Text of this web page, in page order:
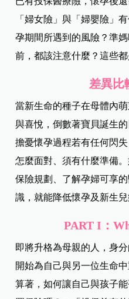
「婦女險」與「婦嬰險」
孕期間所遇到的風險？準
前，都該注意什麼？這些
差異比
當新生命的種子在母體內
與喜悅，倒數著寶貝誕生
擔憂懷孕過程若有任何閃
怎麼面對、須有什麼準備
保險規劃、了解孕婦可享
識，就能降低懷孕及新生
PART I ：
即將升格為母親的人，身
開始為自己與另一位生命
算著，如何讓自己與孩子